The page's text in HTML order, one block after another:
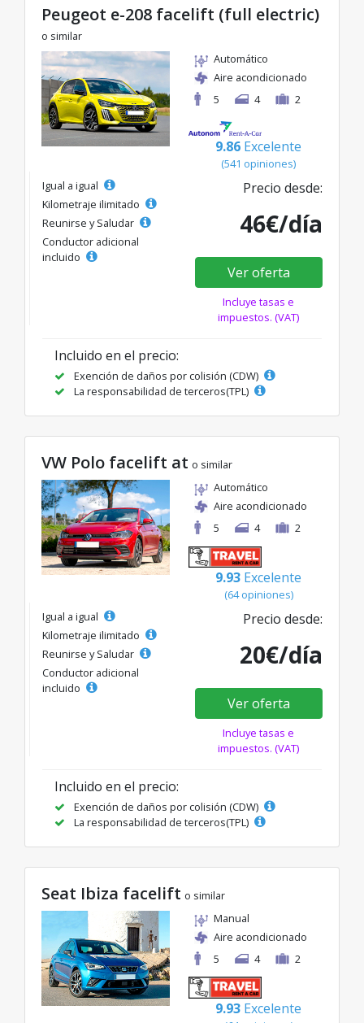
Peugeot e-208 facelift (full electric)
o similar
Automático
Aire acondicionado
5
4 2
9.86 Excelente
(541 opiniones)
Igual a igual
Kilometraje ilimitado
Reunirse y Saludar
Conductor adicional
incluido
Precio desde:
46€/día
Ver oferta
Incluye tasas e
impuestos. (VAT)
Incluido en el precio:
Exención de daños por colisión (CDW)
La responsabilidad de terceros(TPL)
VW Polo facelift at o similar
Automático
Aire acondicionado
5
4 2
9.93 Excelente
(64 opiniones)
Igual a igual
Kilometraje ilimitado
Reunirse y Saludar
Conductor adicional
incluido
Precio desde:
20€/día
Ver oferta
Incluye tasas e
impuestos. (VAT)
Incluido en el precio:
Exención de daños por colisión (CDW)
La responsabilidad de terceros(TPL)
Seat Ibiza facelift o similar
Manual
Aire acondicionado
5
4 2
9.93 Excelente